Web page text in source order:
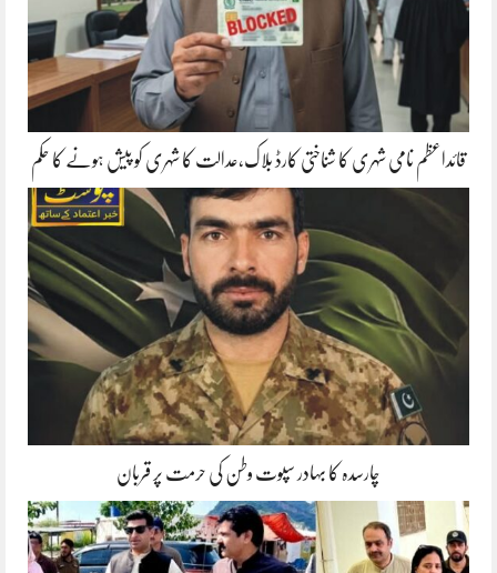
قائداعظم نامی شہری کا شناختی کارڈ بلاک،عدالت کا شہری کو پیش ہونے کا حکم
چارسدہ کا بہادر سپوت وطن کی حرمت پر قربان